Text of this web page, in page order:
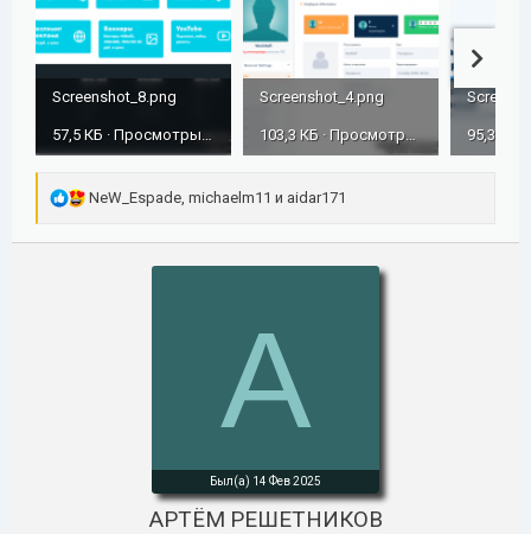
Screenshot_8.png
57,5 КБ · Просмотры: 611
Screenshot_4.png
103,3 КБ · Просмотры: 620
Р
а
NeW_Espade, michaelm11 и aidar171
А
Был(а) 14 Фев 2025
АРТЁМ РЕШЕТНИКОВ